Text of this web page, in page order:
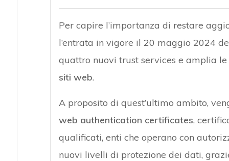
Per capire l’importanza di restare
l’entrata in vigore il 20 maggio 2024
quattro nuovi trust services e amplia
siti web.
A proposito di quest’ultimo ambito,
web authentication certificates,
qualificati, enti che operano con
nuovi livelli di protezione dei dati,